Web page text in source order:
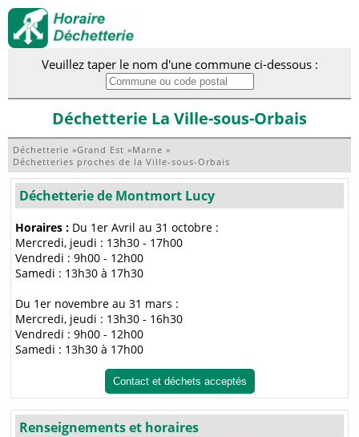
Veuillez taper le nom d'une commune ci-dessous :
Déchetterie La Ville-sous-Orbais
Déchetterie »Grand Est »Marne »
Déchetteries proches de la Ville-sous-Orbais
Déchetterie de Montmort Lucy
Horaires : Du 1er Avril au 31 octobre :
Mercredi, jeudi : 13h30 - 17h00
Vendredi : 9h00 - 12h00
Samedi : 13h30 à 17h30
Du 1er novembre au 31 mars :
Mercredi, jeudi : 13h30 - 16h30
Vendredi : 9h00 - 12h00
Samedi : 13h30 à 17h00
Contact et déchets acceptés
Renseignements et horaires